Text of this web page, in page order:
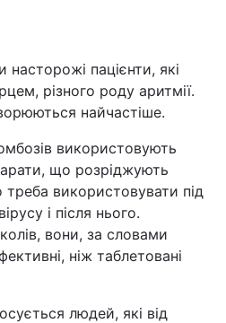
пацієнти, які
різного роду аритмії.
найчастіше.
використовують
що розріджують
треба використовувати під
і після нього.
вони, за словами
ніж таблетовані
людей, які від